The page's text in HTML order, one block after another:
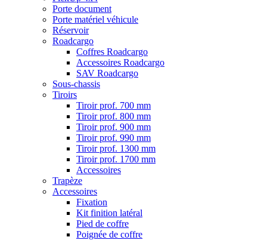
Porte document
Porte matériel véhicule
Réservoir
Roadcargo
Coffres Roadcargo
Accessoires Roadcargo
SAV Roadcargo
Sous-chassis
Tiroirs
Tiroir prof. 700 mm
Tiroir prof. 800 mm
Tiroir prof. 900 mm
Tiroir prof. 990 mm
Tiroir prof. 1300 mm
Tiroir prof. 1700 mm
Accessoires
Trapèze
Accessoires
Fixation
Kit finition latéral
Pied de coffre
Poignée de coffre